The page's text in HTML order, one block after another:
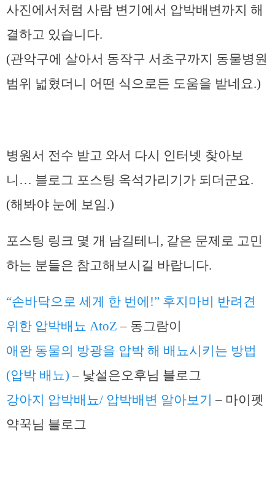
사진에서처럼 사람 변기에서 압박배변까지 해
결하고 있습니다.
(관악구에 살아서 동작구 서초구까지 동물병원
범위 넓혔더니 어떤 식으로든 도움을 받네요.)
병원서 전수 받고 와서 다시 인터넷 찾아보
니… 블로그 포스팅 옥석가리기가 되더군요.
(해봐야 눈에 보임.)
포스팅 링크 몇 개 남길테니, 같은 문제로 고민
하는 분들은 참고해보시길 바랍니다.
“손바닥으로 세게 한 번에!” 후지마비 반려견
위한 압박배뇨 AtoZ – 동그람이
애완 동물의 방광을 압박 해 배뇨시키는 방법
(압박 배뇨) – 낯설은오후님 블로그
강아지 압박배뇨/ 압박배변 알아보기 – 마이펫
약꾹님 블로그